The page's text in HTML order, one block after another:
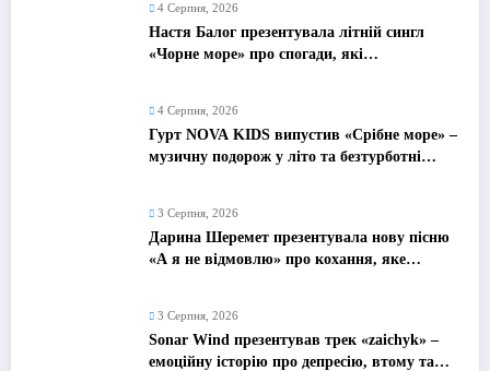
4 Серпня, 2026
Настя Балог презентувала літній сингл
«Чорне море» про спогади, які
4 Серпня, 2026
Гурт NOVA KIDS випустив «Срібне море» –
музичну подорож у літо та безтурботні
3 Серпня, 2026
Дарина Шеремет презентувала нову пісню
«А я не відмовлю» про кохання, яке
3 Серпня, 2026
Sonar Wind презентував трек «zaichyk» –
емоційну історію про депресію, втому та